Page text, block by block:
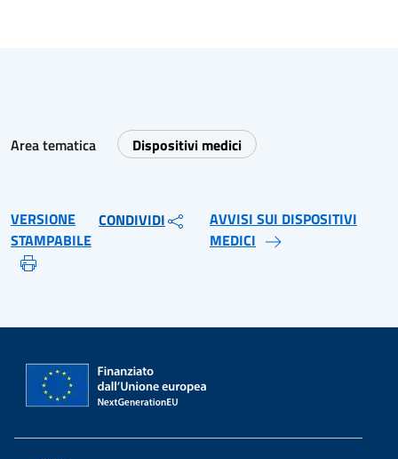
Area tematica Dispositivi medici
VERSIONE
STAMPABILE
CONDIVIDI
AVVISI SUI DISPOSITIVI
MEDICI